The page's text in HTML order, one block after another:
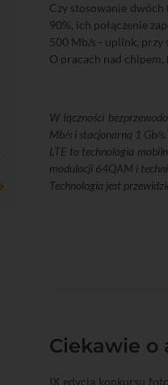
Czy stosowanie
90%, ich połączenie
500 Mb/s - uplink, przy
O pracach nad
W łączności
Mb/s i stacjonarną 1 Gb/
LTE to technologia
modulacji 64QAM i
Technologia jest
Ciekawie o
IX edycja konkursu